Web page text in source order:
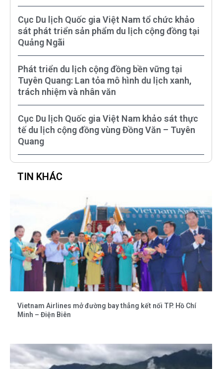
Cục Du lịch Quốc gia Việt Nam tổ chức khảo
sát phát triển sản phẩm du lịch cộng đồng tại
Quảng Ngãi
Phát triển du lịch cộng đồng bền vững tại
Tuyên Quang: Lan tỏa mô hình du lịch xanh,
trách nhiệm và nhân văn
Cục Du lịch Quốc gia Việt Nam khảo sát thực
tế du lịch cộng đồng vùng Đồng Văn – Tuyên
Quang
TIN KHÁC
Vietnam Airlines mở đường bay thẳng kết nối TP. Hồ Chí
Minh – Điện Biên